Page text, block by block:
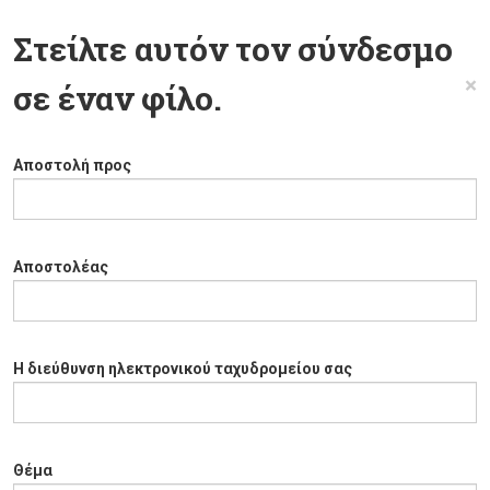
Στείλτε αυτόν τον σύνδεσμο
σε έναν φίλο.
×
Αποστολή προς
Αποστολέας
Η διεύθυνση ηλεκτρονικού ταχυδρομείου σας
Θέμα